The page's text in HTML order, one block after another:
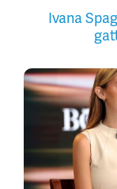
Ivana